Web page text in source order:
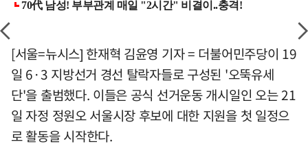
[서울=뉴시스] 한재혁 김윤영 기자 = 더불어민주당이 19
일 6·3 지방선거 경선 탈락자들로 구성된 '오뚝유세
단'을 출범했다. 이들은 공식 선거운동 개시일인 오는 21
일 자정 정원오 서울시장 후보에 대한 지원을 첫 일정으
로 활동을 시작한다.